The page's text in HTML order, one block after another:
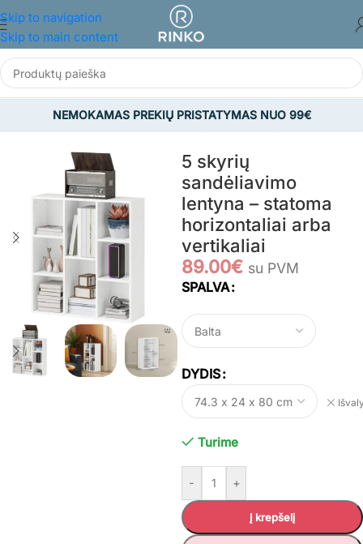
Skip to navigation
Skip to main content
NEMOKAMAS PREKIŲ PRISTATYMAS NUO 99€
BALDAI/Svetainės baldai/Spintelės/Lentynos
5 skyrių
sandėliavimo
lentyna – statoma
horizontaliai arba
vertikaliai
89.00€ su PVM
SPALVA
DYDIS
Turime
- +
Į krepšelį